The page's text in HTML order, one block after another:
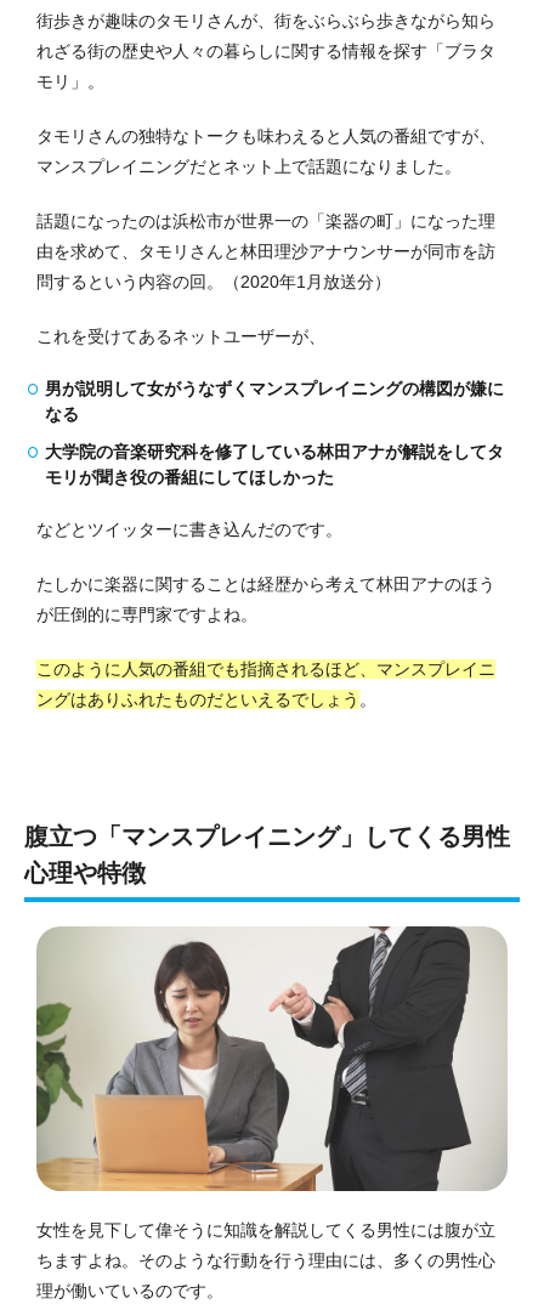
街歩きが趣味のタモリさんが、街をぶらぶら歩きながら知ら
れざる街の歴史や人々の暮らしに関する情報を探す「ブラタ
モリ」。
タモリさんの独特なトークも味わえると人気の番組ですが、
マンスプレイニングだとネット上で話題になりました。
話題になったのは浜松市が世界一の「楽器の町」になった理
由を求めて、タモリさんと林田理沙アナウンサーが同市を訪
問するという内容の回。（2020年1月放送分）
これを受けてあるネットユーザーが、
男が説明して女がうなずくマンスプレイニングの構図が嫌に
なる
大学院の音楽研究科を修了している林田アナが解説をしてタ
モリが聞き役の番組にしてほしかった
などとツイッターに書き込んだのです。
たしかに楽器に関することは経歴から考えて林田アナのほう
が圧倒的に専門家ですよね。
このように人気の番組でも指摘されるほど、マンスプレイニ
ングはありふれたものだといえるでしょう 。
腹立つ「マンスプレイニング」してくる男性
心理や特徴
女性を見下して偉そうに知識を解説してくる男性には腹が立
ちますよね。 そのような行動を行う理由には、多くの男性心
理が働いているのです。